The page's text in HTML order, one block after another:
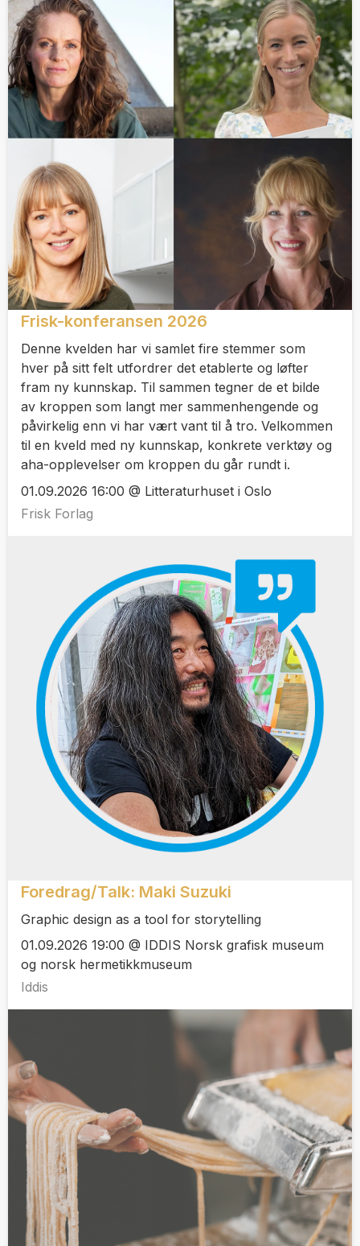
Frisk-konferansen 2026
Denne kvelden har vi samlet fire stemmer som
hver på sitt felt utfordrer det etablerte og løfter
fram ny kunnskap. Til sammen tegner de et bilde
av kroppen som langt mer sammenhengende og
påvirkelig enn vi har vært vant til å tro. Velkommen
til en kveld med ny kunnskap, konkrete verktøy og
aha-opplevelser om kroppen du går rundt i.
01.09.2026 16:00 @ Litteraturhuset i Oslo
Frisk Forlag
Foredrag/Talk: Maki Suzuki
Graphic design as a tool for storytelling
01.09.2026 19:00 @ IDDIS Norsk grafisk museum
og norsk hermetikkmuseum
Iddis